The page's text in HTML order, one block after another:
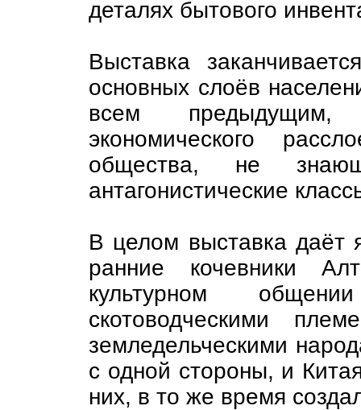
деталях бытового
Выставка
основных слоёв
всем
экономического
общества, не
антагонистические
В целом выставка даёт
ранние кочевники
культурном
скотоводческими
земледельческими
с одной стороны, и
них, в то же время